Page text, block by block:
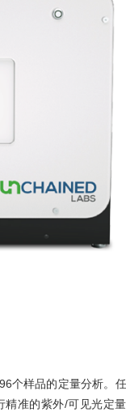
个样品的定量分析。
准的紫外/可见光定